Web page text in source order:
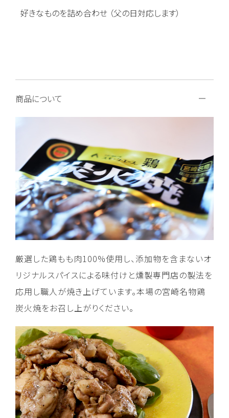
好きなものを詰め合わせ （父の日対応します）
商品について
厳選した鶏もも肉100%使用し、添加物を含まないオ
リジナルスパイスによる味付けと燻製専門店の製法を
応用し職人が焼き上げています。本場の宮崎名物鶏
炭火焼をお召し上がりください。